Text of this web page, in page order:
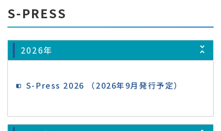
S-PRESS
2026年
S-Press 2026 （2026年9月発行予定）